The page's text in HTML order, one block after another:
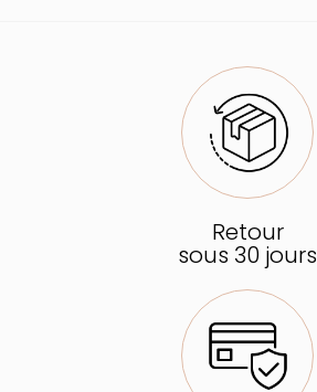
Retour
sous 30 jours